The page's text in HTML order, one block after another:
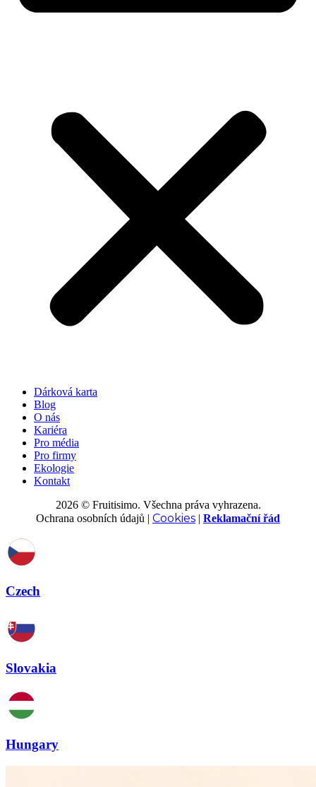
Dárková karta
Blog
O nás
Kariéra
Pro média
Pro firmy
Ekologie
Kontakt
2026 © Fruitisimo. Všechna práva vyhrazena.
Ochrana osobních údajů | Cookies | Reklamační řád
Czech
Slovakia
Hungary